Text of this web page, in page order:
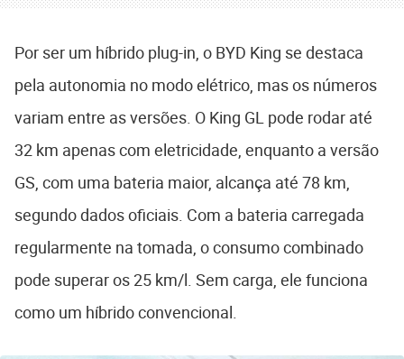
Por ser um híbrido plug-in, o BYD King se destaca
pela autonomia no modo elétrico, mas os números
variam entre as versões. O King GL pode rodar até
32 km apenas com eletricidade, enquanto a versão
GS, com uma bateria maior, alcança até 78 km,
segundo dados oficiais. Com a bateria carregada
regularmente na tomada, o consumo combinado
pode superar os 25 km/l. Sem carga, ele funciona
como um híbrido convencional.